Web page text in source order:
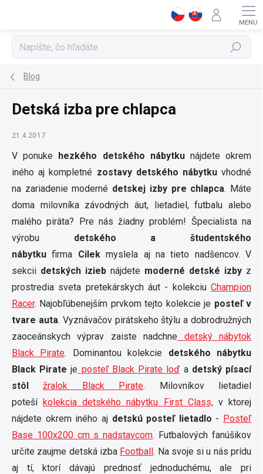
Hľadať
Blog
Detská izba pre chlapca
21.4.2017
V ponuke hezkého detského nábytkunájdete okrem
iného aj kompletné zostavy detského nábytkuvhodné
na zariadenie moderné detskej izby pre chlapca. Máte
doma milovníka závodných áut, lietadiel, futbalu alebo
malého piráta? Pre nás žiadny problém! Špecialista na
výrobu detského a študentského
nábytku firma Cilekmyslela aj na tieto nadšencov. V
sekcii detských izieb nájdete moderné detské izby z
prostredia sveta pretekárskych áut - kolekciu Champion
Racer. Najobľúbenejším prvkom tejto kolekcie je posteľ v
tvare auta. Vyznávačov pirátskeho štýlu a dobrodružných
zaoceánskych výprav zaiste nadchne detský nábytok
Black Pirate. Dominantou kolekcie detského nábytku
Black Pirate je posteľ Black Pirate loďadetský písací
stôl
žralok Black Pirate. Milovníkov lietadiel
potešíkolekcia detského nábytku First Class,v ktorej
nájdete okrem iného aj detskú posteľ lietadlo - Posteľ
Base 100x200 cm s nadstavcom. Futbalových fanúšikov
určite zaujme detská izba Football. Na svoje si u nás prídu
aj tí, ktorí dávajú prednosť jednoduchému, ale pri